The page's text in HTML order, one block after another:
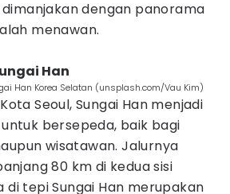
dengan panorama
menawan.
Han
Han Korea Selatan (unsplash.com/Vau Kim)
Seoul, Sungai Han menjadi
bersepeda, baik bagi
wisatawan. Jalurnya
80 km di kedua sisi
di tepi Sungai Han merupakan